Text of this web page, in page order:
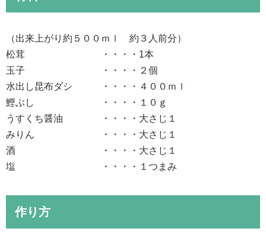
（出来上がり約５００ｍｌ 約３人前分）
松茸 ・・・・1本
玉子 ・・・・２個
水出し昆布ダシ ・・・・４００ｍｌ
鰹ぶし ・・・・１０ｇ
うすくち醤油 ・・・・大さじ１
みりん ・・・・大さじ１
酒 ・・・・大さじ１
塩 ・・・・１つまみ
作り方